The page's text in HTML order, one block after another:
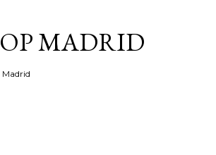
MADRID
Madrid